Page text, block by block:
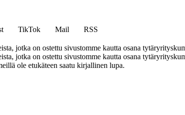
TikTok Mail
RSS
jotka on ostettu sivustomme kautta osana
jotka on ostettu sivustomme kautta osana
ole etukäteen saatu kirjallinen lupa.